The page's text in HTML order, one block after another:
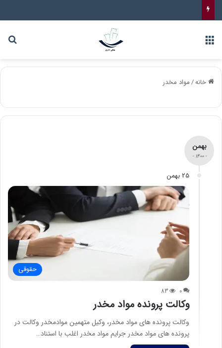
خانه/مواد مخدر
بهمن
- 1400 -
25 بهمن
حقوقی
0
83
وکالت پرونده مواد مخدر
وکالت پرونده های مواد مخدر، وکیل متهمین موادمخدر وکالت در
پرونده های مواد مخدر جرایم مواد مخدر اغلب با استناد…